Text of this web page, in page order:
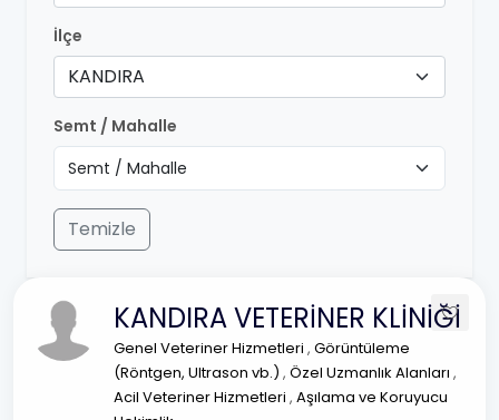
İlçe
KANDIRA
Semt / Mahalle
Temizle
KANDIRA VETERİNER KLİNİĞİ
Genel Veteriner Hizmetleri , Görüntüleme
(Röntgen, Ultrason vb.) , Özel Uzmanlık Alanları ,
Acil Veteriner Hizmetleri , Aşılama ve Koruyucu